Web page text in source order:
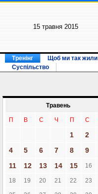
15 травня 2015
Тренінг Щоб ми так жили
Суспільство
Травень
П В С Ч П С
1 2
4
5 6 7 8 9
11
12 13 14 15 16
18 19 20 21 22 23